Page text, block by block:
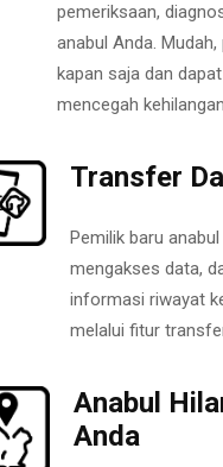
pemeriksaan,
anabul Anda.
kapan saja dan
mencegah
Transfer
Pemilik baru
mengakses data,
informasi riwayat
melalui fitur
Anabul
Anda